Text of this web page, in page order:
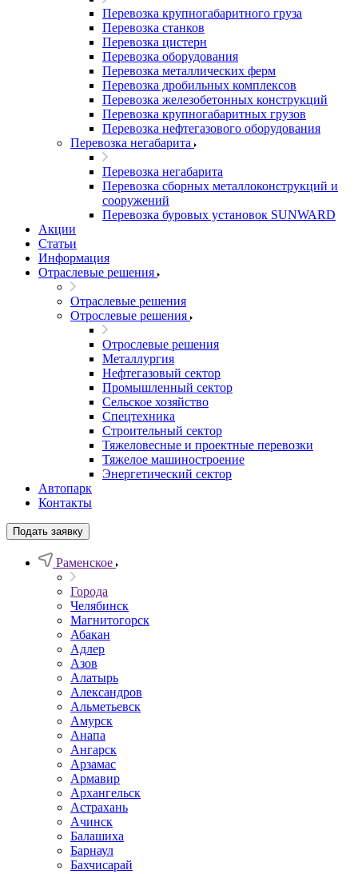
Перевозка крупногабаритного груза
Перевозка станков
Перевозка цистерн
Перевозка оборудования
Перевозка металлических ферм
Перевозка дробильных комплексов
Перевозка железобетонных конструкций
Перевозка крупногабаритных грузов
Перевозка нефтегазового оборудования
Перевозка негабарита
Перевозка негабарита
Перевозка сборных металлоконструкций и
сооружений
Перевозка буровых установок SUNWARD
Акции
Статьи
Информация
Отраслевые решения
Отраслевые решения
Отрослевые решения
Отрослевые решения
Металлургия
Нефтегазовый сектор
Промышленный сектор
Сельское хозяйство
Спецтехника
Строительный сектор
Тяжеловесные и проектные перевозки
Тяжелое машиностроение
Энергетический сектор
Автопарк
Контакты
Подать заявку
Раменское
Города
Челябинск
Магнитогорск
Абакан
Адлер
Азов
Алатырь
Александров
Альметьевск
Амурск
Анапа
Ангарск
Арзамас
Армавир
Архангельск
Астрахань
Ачинск
Балашиха
Барнаул
Бахчисарай